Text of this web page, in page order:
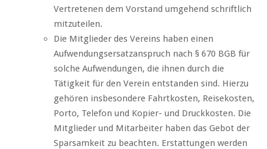
Vertretenen dem Vorstand umgehend schriftlich
mitzuteilen.
Die Mitglieder des Vereins haben einen
Aufwendungsersatzanspruch nach § 670 BGB für
solche Aufwendungen, die ihnen durch die
Tätigkeit für den Verein entstanden sind. Hierzu
gehören insbesondere Fahrtkosten, Reisekosten,
Porto, Telefon und Kopier- und Druckkosten. Die
Mitglieder und Mitarbeiter haben das Gebot der
Sparsamkeit zu beachten. Erstattungen werden